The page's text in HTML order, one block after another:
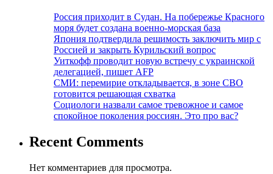
Россия приходит в Судан. На побережье Красного
моря будет создана военно-морская база
Япония подтвердила решимость заключить мир с
Россией и закрыть Курильский вопрос
Уиткофф проводит новую встречу с украинской
делегацией, пишет AFP
СМИ: перемирие откладывается, в зоне СВО
готовится решающая схватка
Социологи назвали самое тревожное и самое
спокойное поколения россиян. Это про вас?
Recent Comments
Нет комментариев для просмотра.